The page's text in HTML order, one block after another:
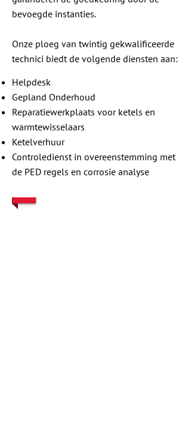
bevoegde instanties.
Onze ploeg van twintig gekwalificeerde
technici biedt de volgende diensten aan:
Helpdesk
Gepland Onderhoud
Reparatiewerkplaats voor ketels en
warmtewisselaars
Ketelverhuur
Controledienst in overeenstemming met
de PED regels en corrosie analyse